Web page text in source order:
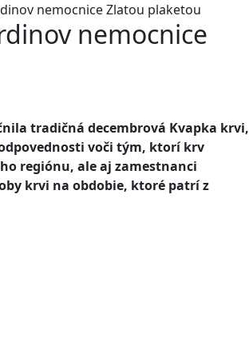
nemocnice Zlatou plaketou
nemocnice
tradičná decembrová Kvapka krvi,
voči tým, ktorí krv
regiónu, ale aj zamestnanci
krvi na obdobie, ktoré patrí z